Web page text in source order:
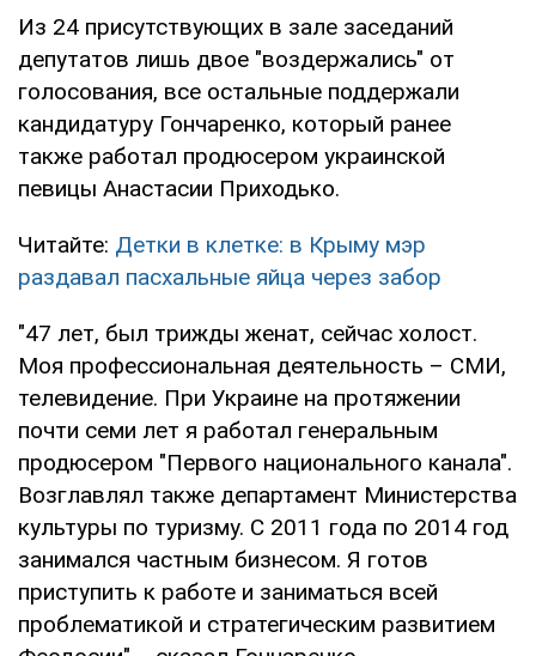
Из 24 присутствующих в зале заседаний
депутатов лишь двое "воздержались" от
голосования, все остальные поддержали
кандидатуру Гончаренко, который ранее
также работал продюсером украинской
певицы Анастасии Приходько.
Читайте: Детки в клетке: в Крыму мэр
раздавал пасхальные яйца через забор
"47 лет, был трижды женат, сейчас холост.
Моя профессиональная деятельность – СМИ,
телевидение. При Украине на протяжении
почти семи лет я работал генеральным
продюсером "Первого национального канала".
Возглавлял также департамент Министерства
культуры по туризму. С 2011 года по 2014 год
занимался частным бизнесом. Я готов
приступить к работе и заниматься всей
проблематикой и стратегическим развитием